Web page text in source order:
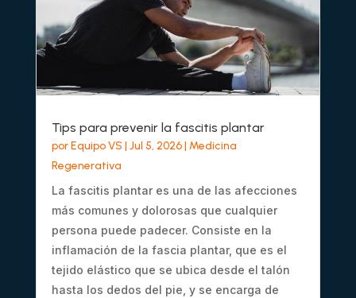
Tips para prevenir la fascitis plantar
porEquipo VS | Jul 5, 2026| Medicina
Regenerativa
La fascitis plantar es una de las afecciones
más comunes y dolorosas que cualquier
persona puede padecer. Consiste en la
inflamación de la fascia plantar, que es el
tejido elástico que se ubica desde el talón
hasta los dedos del pie, y se encarga de